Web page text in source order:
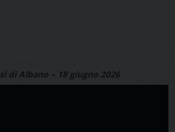
di Albano – 18 giugno 2026